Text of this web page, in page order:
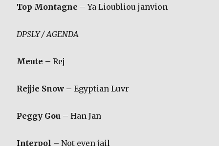
Top Montagne – Ya Lioubliou janvion
DPSLY / AGENDA
Meute – Rej
Rejjie Snow – Egyptian Luvr
Peggy Gou – Han Jan
Interpol – Not even jail